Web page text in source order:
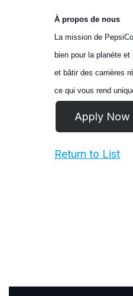
À propos de nous
La mission de
bien pour la planète
et bâtir des carrières
ce qui vous rend
Return to List